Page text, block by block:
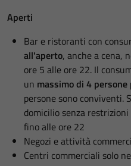
Aperti
Bar e ristoranti con
all'aperto, anche a cena,
ore 5 alle ore 22. Il
un massimo di 4
persone sono conviventi.
domicilio senza
fino alle ore 22
Negozi e attività
Centri commerciali solo